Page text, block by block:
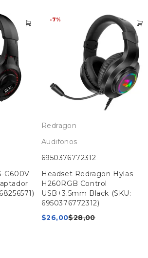
G600V
-7%
Redragon
Audifonos
6950376772312
Headset Redragon Hylas
H260RGB Control
USB+3.5mm Black (SKU:
6950376772312)
$28,00
$26,00